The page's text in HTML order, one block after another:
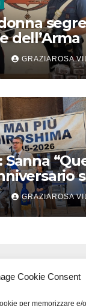
Cookie Consent
per memorizzare e/
dell’Arma
GRAZIAROSA
tutti”
GRAZIAROSA